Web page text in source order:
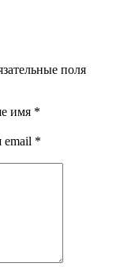
поля
имя *
*